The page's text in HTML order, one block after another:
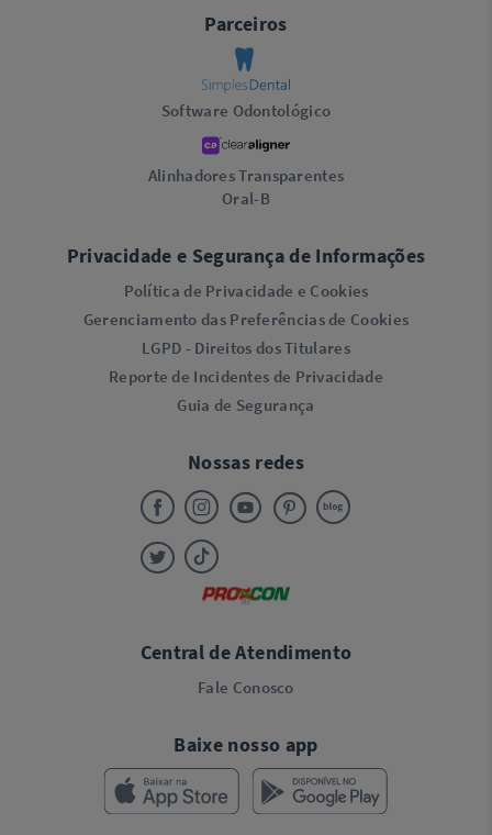
Parceiros
Software Odontológico
Alinhadores Transparentes
Oral-B
Privacidade e Segurança de Informações
Política de Privacidade e Cookies
Gerenciamento das Preferências de Cookies
LGPD - Direitos dos Titulares
Reporte de Incidentes de Privacidade
Guia de Segurança
Nossas redes
Central de Atendimento
Fale Conosco
Baixe nosso app